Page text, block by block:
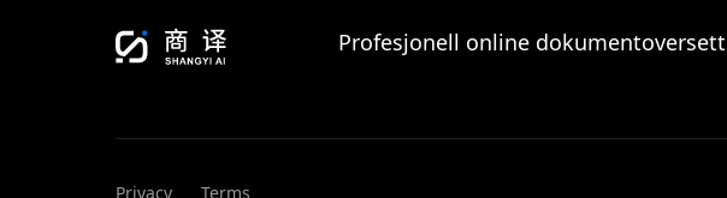
Profesjonell online
Privacy Terms